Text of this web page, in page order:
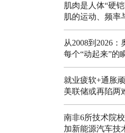
肌肉是人体“硬
肌的运动、频率
从2008到2026
每个“动起来”的
就业疲软+通胀
美联储或再陷两
南非6所技术院
加新能源汽车技